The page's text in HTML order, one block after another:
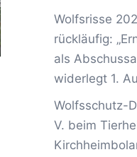
Wolfsrisse
rückläufig:
als
widerlegt 1.
Wolfsschutz-
V. beim